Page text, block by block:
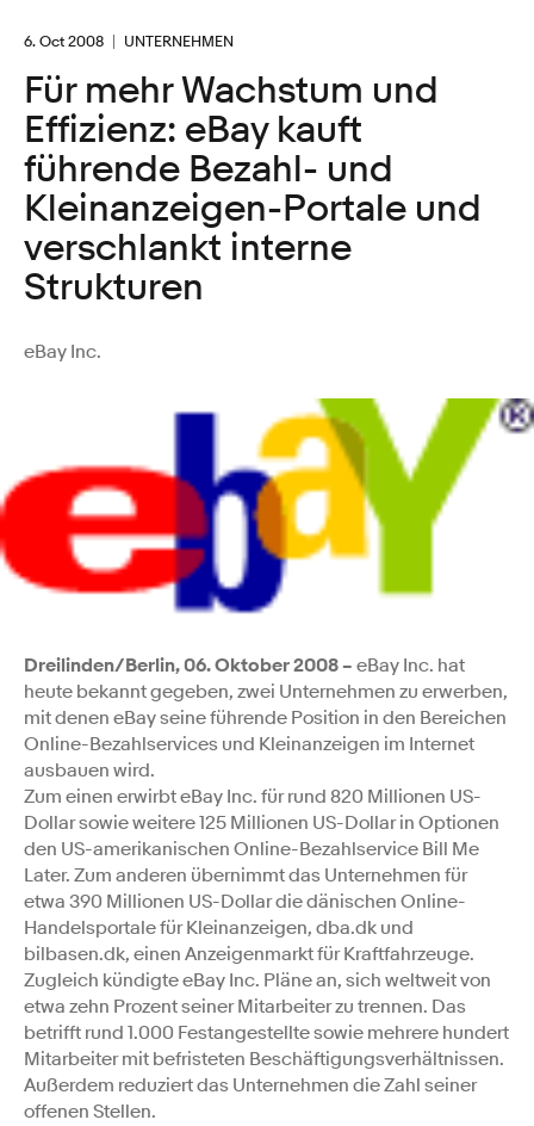
6. Oct 2008 UNTERNEHMEN
Für mehr Wachstum und
Effizienz: eBay kauft
führende Bezahl- und
Kleinanzeigen-Portale und
verschlankt interne
Strukturen
eBay Inc.
Dreilinden/Berlin, 06. Oktober 2008 – eBay Inc. hat
heute bekannt gegeben, zwei Unternehmen zu erwerben,
mit denen eBay seine führende Position in den Bereichen
Online-Bezahlservices und Kleinanzeigen im Internet
ausbauen wird.
Zum einen erwirbt eBay Inc. für rund 820 Millionen US-
Dollar sowie weitere 125 Millionen US-Dollar in Optionen
den US-amerikanischen Online-Bezahlservice Bill Me
Later. Zum anderen übernimmt das Unternehmen für
etwa 390 Millionen US-Dollar die dänischen Online-
Handelsportale für Kleinanzeigen, dba.dk und
bilbasen.dk, einen Anzeigenmarkt für Kraftfahrzeuge.
Zugleich kündigte eBay Inc. Pläne an, sich weltweit von
etwa zehn Prozent seiner Mitarbeiter zu trennen. Das
betrifft rund 1.000 Festangestellte sowie mehrere hundert
Mitarbeiter mit befristeten Beschäftigungsverhältnissen.
Außerdem reduziert das Unternehmen die Zahl seiner
offenen Stellen.